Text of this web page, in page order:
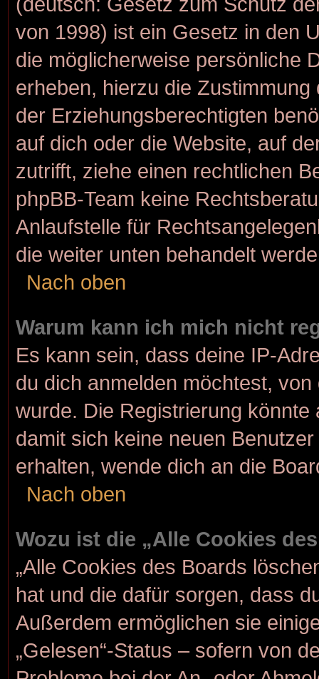
von 1998) ist ein Gesetz in den
die möglicherweise persönliche
erheben, hierzu die
der Erziehungsberechtigten
auf dich oder die Website, auf
zutrifft, ziehe einen rechtlichen
phpBB-Team keine
Anlaufstelle für
die weiter unten behandelt
Nach oben
Warum kann ich mich nicht
Es kann sein, dass deine IP-
du dich anmelden möchtest,
wurde. Die Registrierung
damit sich keine neuen
erhalten, wende dich an die
Nach oben
Wozu ist die „Alle Cookies
„Alle Cookies des Boards
hat und die dafür sorgen, dass
Außerdem ermöglichen sie
„Gelesen“-Status – sofern von